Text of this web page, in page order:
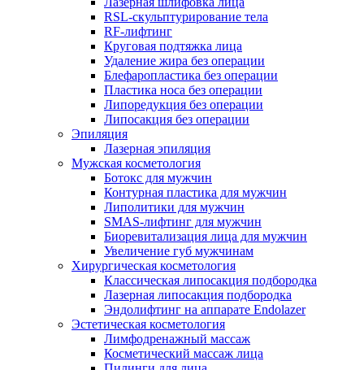
RSL-скульптурирование тела
RF-лифтинг
Круговая подтяжка лица
Удаление жира без операции
Блефаропластика без операции
Пластика носа без операции
Липоредукция без операции
Липосакция без операции
Эпиляция
Лазерная эпиляция
Мужская косметология
Ботокс для мужчин
Контурная пластика для мужчин
Липолитики для мужчин
SMAS-лифтинг для мужчин
Биоревитализация лица для мужчин
Увеличение губ мужчинам
Хирургическая косметология
Классическая липосакция подбородка
Лазерная липосакция подбородка
Эндолифтинг на аппарате Endolazer
Эстетическая косметология
Лимфодренажный массаж
Косметический массаж лица